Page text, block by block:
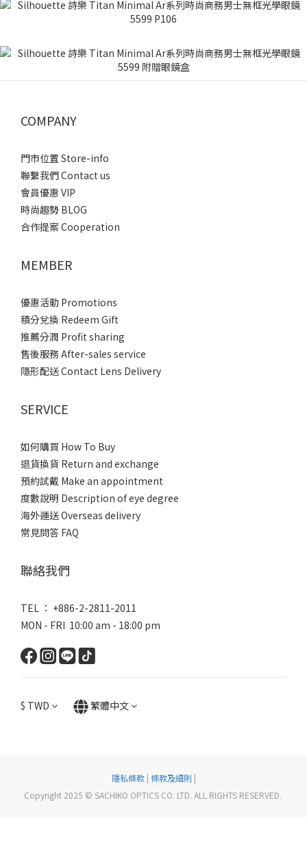
COMPANY
門市位置 Store-info
聯繫我們 Contact us
會員優惠 VIP
時尚趨勢 BLOG
合作提案 Cooperation
MEMBER
優惠活動 Promotions
積分兌換 Redeem Gift
推薦分潤 Profit sharing
售後服務 After-sales service
隱形配送 Contact Lens Delivery
SERVICE
如何購買 How To Buy
退貨換貨 Return and exchange
預約試戴 Make an appointment
度數說明 Description of eye degree
海外運送 Overseas delivery
常見問答 FAQ
聯絡我們
TEL ： +886-2-2811-2011
MON - FRI 10:00 am - 18:00 pm
$ TWD 繁體中文
隱私條款| 條款及細則 |
Copyright 2025 © SACHIKO OPTICS CO. LTD. ALL RIGHTS RESERVED.